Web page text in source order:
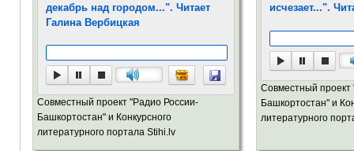
декабрь над городом...". Читает
Галина Вербицкая
Совместный проект "Радио России-
Башкортостан" и Конкурсного
литературного портала Stihi.lv
исчезает...".
Совместный проект
Башкортостан" и
литературного